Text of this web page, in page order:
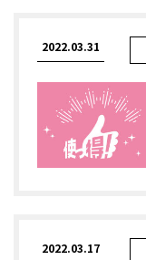
2022.03.31
2022.03.17